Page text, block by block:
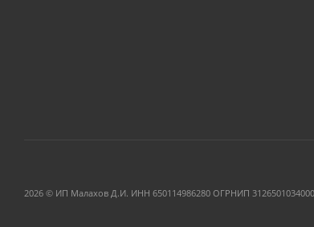
2026 © ИП Малахов Д.И. ИНН 650114986280 ОГРНИП